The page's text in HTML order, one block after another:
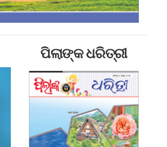
ପିଲାଙ୍କ ଧରିତ୍ରୀ